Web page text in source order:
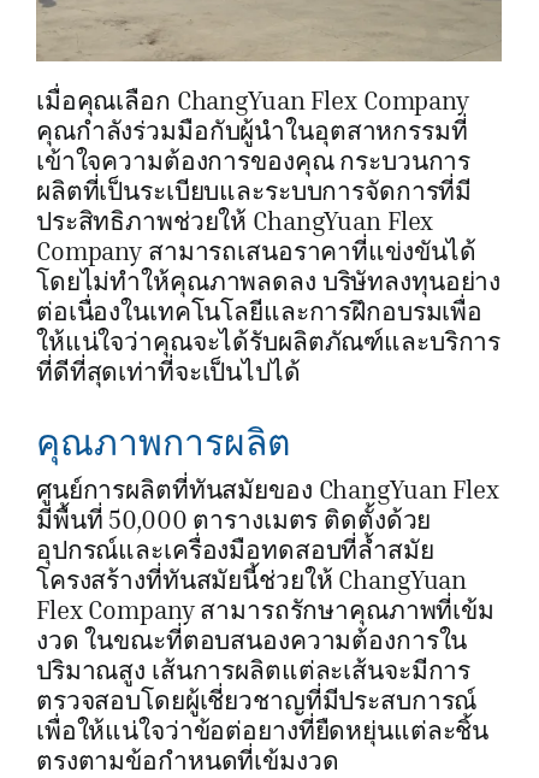
เมื่อคุณเลือก ChangYuan Flex Company
คุณกำลังร่วมมือกับผู้นำในอุตสาหกรรมที่
เข้าใจความต้องการของคุณ กระบวนการ
ผลิตที่เป็นระเบียบและระบบการจัดการที่มี
ประสิทธิภาพช่วยให้ ChangYuan Flex
Company สามารถเสนอราคาที่แข่งขันได้
โดยไม่ทำให้คุณภาพลดลง บริษัทลงทุนอย่าง
ต่อเนื่องในเทคโนโลยีและการฝึกอบรมเพื่อ
ให้แน่ใจว่าคุณจะได้รับผลิตภัณฑ์และบริการ
ที่ดีที่สุดเท่าที่จะเป็นไปได้
คุณภาพการผลิต
ศูนย์การผลิตที่ทันสมัยของ ChangYuan Flex
มีพื้นที่ 50,000 ตารางเมตร ติดตั้งด้วย
อุปกรณ์และเครื่องมือทดสอบที่ล้ำสมัย
โครงสร้างที่ทันสมัยนี้ช่วยให้ ChangYuan
Flex Company สามารถรักษาคุณภาพที่เข้ม
งวด ในขณะที่ตอบสนองความต้องการใน
ปริมาณสูง เส้นการผลิตแต่ละเส้นจะมีการ
ตรวจสอบโดยผู้เชี่ยวชาญที่มีประสบการณ์
เพื่อให้แน่ใจว่าข้อต่อยางที่ยืดหยุ่นแต่ละชิ้น
ตรงตามข้อกำหนดที่เข้มงวด